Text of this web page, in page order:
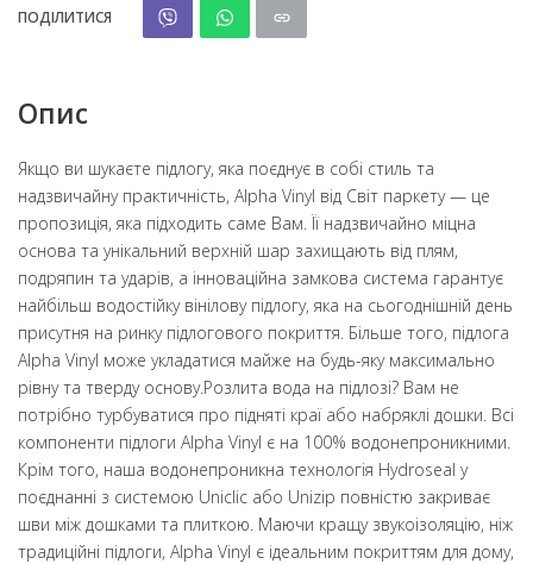
ПОДІЛИТИСЯ
Опис
Якщо ви шукаєте підлогу, яка поєднує в собі стиль та
надзвичайну практичність, Alpha Vinyl від Світ паркету — це
пропозиція, яка підходить саме Вам. Її надзвичайно міцна
основа та унікальний верхній шар захищають від плям,
подряпин та ударів, а інноваційна замкова система гарантує
найбільш водостійку вінілову підлогу, яка на сьогоднішній день
присутня на ринку підлогового покриття. Більше того, підлога
Alpha Vinyl може укладатися майже на будь-яку максимально
рівну та тверду основу.Розлита вода на підлозі? Вам не
потрібно турбуватися про підняті краї або набряклі дошки. Всі
компоненти підлоги Alpha Vinyl є на 100% водонепроникними.
Крім того, наша водонепроникна технологія Hydroseal у
поєднанні з системою Uniclic або Unizip повністю закриває
шви між дошками та плиткою. Маючи кращу звукоізоляцію, ніж
традиційні підлоги, Alpha Vinyl є ідеальним покриттям для дому,